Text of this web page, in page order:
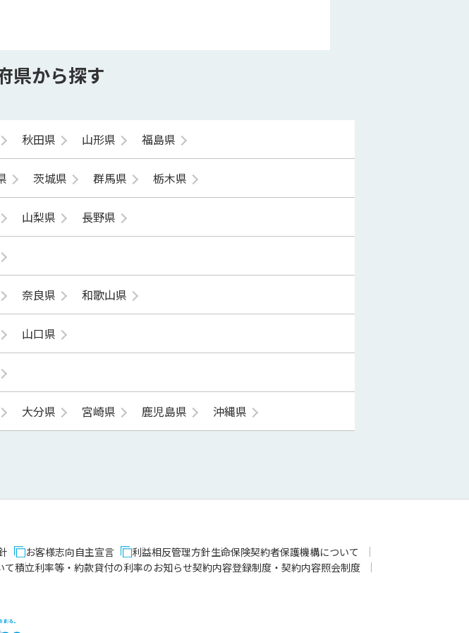
県から探す
秋田県 山形県 福島県
茨城県 群馬県 栃木県
山梨県 長野県
奈良県 和歌山県
山口県
大分県 宮崎県 鹿児島県 沖縄県
お客様志向自主宣言 利益相反管理方針生命保険契約者保護機構について
て積立利率等・約款貸付の利率のお知らせ契約内容登録制度・契約内容照会制度